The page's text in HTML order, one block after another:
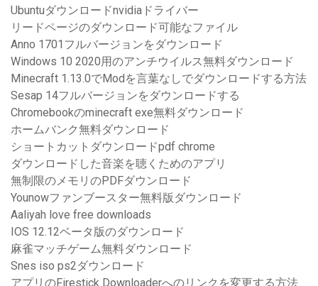
Ubuntuダウンロードnvidiaドライバー
リードページのダウンロード可能なファイル
Anno 1701フルバージョンをダウンロード
Windows 10 2020用のアンチウイルス無料ダウンロード
Minecraft 1.13.0でModを言葉なしでダウンロードする方法
Sesap 14フルバージョンをダウンロードする
Chromebookのminecraft exe無料ダウンロード
ホームバンク無料ダウンロード
ショートカットダウンロードpdf chrome
ダウンロードした音楽を聴くためのアプリ
無制限のメモリのPDFダウンロード
Younowファンブースター無料版ダウンロード
Aaliyah love free downloads
IOS 12.12ベータ版のダウンロード
麻雀マッチゲーム無料ダウンロード
Snes iso ps2ダウンロード
アプリのFirestick Downloaderへのリンクを変更する方法